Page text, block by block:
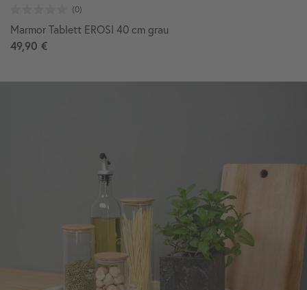
Marmor Tablett EROSI 40 cm grau
49,90 €